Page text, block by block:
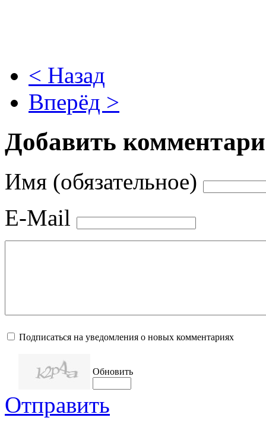
< Назад
Вперёд >
Добавить
Имя (обязательное)
E-Mail
Подписаться на уведомления о новых комментариях
Обновить
Отправить